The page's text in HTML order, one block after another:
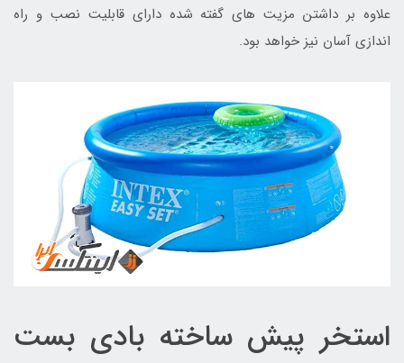
علاوه بر داشتن مزیت های گفته شده دارای قابلیت نصب و راه
اندازی آسان نیز خواهد بود.
استخر پیش ساخته بادی بست